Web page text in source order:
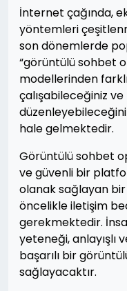
İnternet çağında,
yöntemleri
son dönemlerde
“görüntülü sohbet
modellerinden
çalışabileceğiniz ve
hale gelmektedir.
Görüntülü sohbet
ve güvenli bir
olanak sağlayan
öncelikle iletişim
gerekmektedir.
yeteneği, anlayışlı
başarılı bir
sağlayacaktır.